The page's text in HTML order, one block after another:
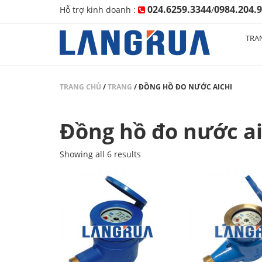
Hỗ trợ kinh doanh : 024.6259.3344/
TRANG CHỦ /TRANG /ĐỒNG HỒ ĐO NƯỚC AICHI
Đồng hồ đo nước
Showing all 6 results